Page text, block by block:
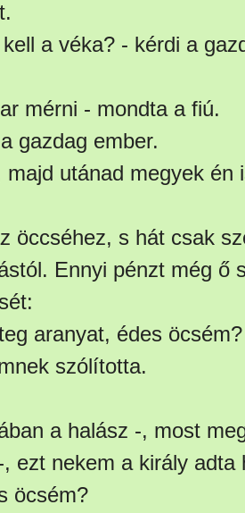
a véka? - kérdi a
mérni - mondta a fiú.
gazdag ember.
utánad megyek én
öccséhez, s hát csak
Ennyi pénzt még ő
aranyat, édes öcsém?
szólította.
a halász -, most
ezt nekem a király adta
öcsém?